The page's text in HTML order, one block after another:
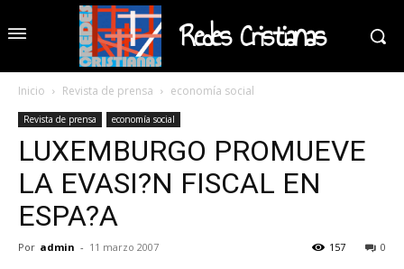
Redes Cristianas
Inicio Revista de prensa economía social
Revista de prensa economía social
LUXEMBURGO PROMUEVE
LA EVASI?N FISCAL EN
ESPA?A
Por admin - 11 marzo 2007 0
157